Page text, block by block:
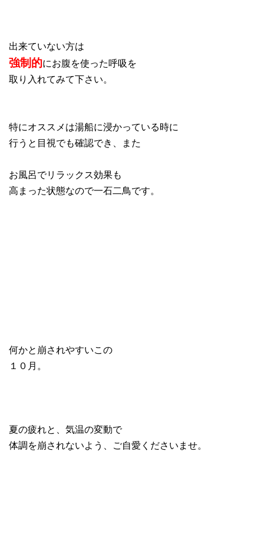
出来ていない方は
強制的にお腹を使った呼吸を
取り入れてみて下さい。
特にオススメは湯船に浸かっている時に
行うと目視でも確認でき、また
お風呂でリラックス効果も
高まった状態なので一石二鳥です。
何かと崩されやすいこの
１０月。
夏の疲れと、気温の変動で
体調を崩されないよう、ご自愛くださいませ。